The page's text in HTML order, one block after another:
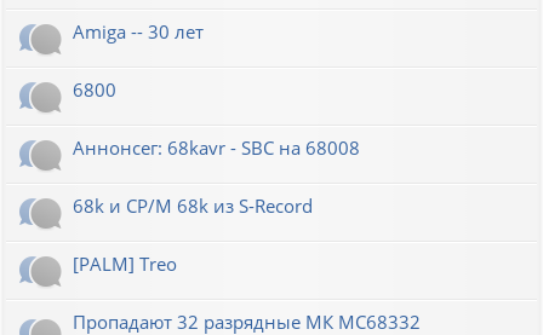
Amiga -- 30 лет
6800
Аннонсег: 68kavr - SBC на 68008
68k и CP/M 68k из S-Record
[PALM] Treo
Пропадают 32 разрядные МК МС68332